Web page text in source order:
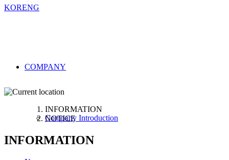
KORENG
COMPANY
Company Introduction
INFORMATION
NOTICE
INFORMATION